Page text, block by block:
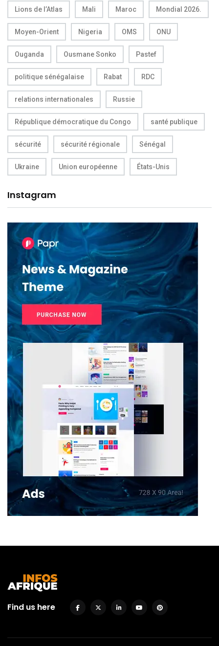
Lions de l’Atlas Mali Maroc Mondial 2026.
Moyen-Orient Nigeria OMS ONU
Ouganda Ousmane Sonko Pastef
politique sénégalaise Rabat RDC
relations internationales Russie
République démocratique du Congo santé publique
sécurité sécurité régionale Sénégal
Ukraine Union européenne États-Unis
Instagram
Find us here